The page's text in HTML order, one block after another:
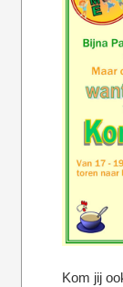
Kom jij